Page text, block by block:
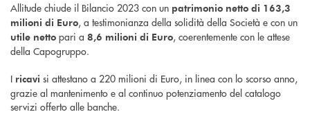
Allitude chiude il Bilancio 2023 con un patrimonio netto di 163,3
milioni di Euro, a testimonianza della solidità della Società e con un
utile netto pari a 8,6 milioni di Euro, coerentemente con le attese
della Capogruppo.
I ricavi si attestano a 220 milioni di Euro, in linea con lo scorso anno,
grazie al mantenimento e al continuo potenziamento del catalogo
servizi offerto alle banche.